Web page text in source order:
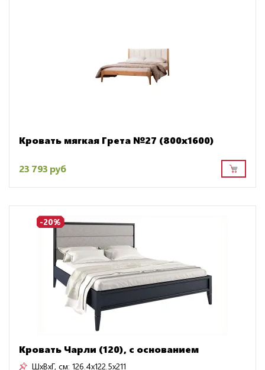
Кровать мягкая Грета №27 (800х1600)
23 793 руб
-20%
Кровать Чарли (120), с основанием
ШxВxГ, см: 126.4x122.5x211